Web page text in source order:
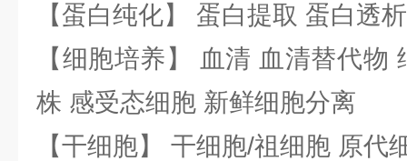
【蛋白纯化】 蛋白提取 蛋白透
【细胞培养】 血清 血清替代物
株 感受态细胞 新鲜细胞分离
【干细胞】 干细胞/祖细胞 原代